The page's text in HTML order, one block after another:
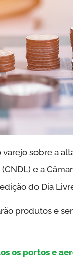
sobre a
e a
do Dia
produtos e
os portos e